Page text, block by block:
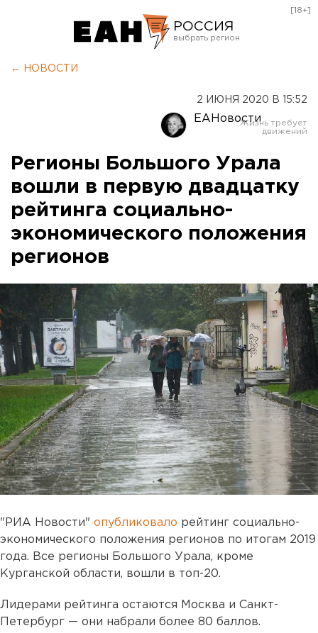
РОССИЯ
Оренбург
[18+]
← НОВОСТИ
2 ИЮНЯ 2020 В 15:52
ЕАНовости
Регионы Большого Урала
вошли в первую двадцатку
рейтинга социально-
экономического положения
регионов
"РИА Новости" опубликовало рейтинг социально-
экономического положения регионов по итогам 2019
года. Все регионы Большого Урала, кроме
Курганской области, вошли в топ-20.
Лидерами рейтинга остаются Москва и Санкт-
Петербург — они набрали более 80 баллов.